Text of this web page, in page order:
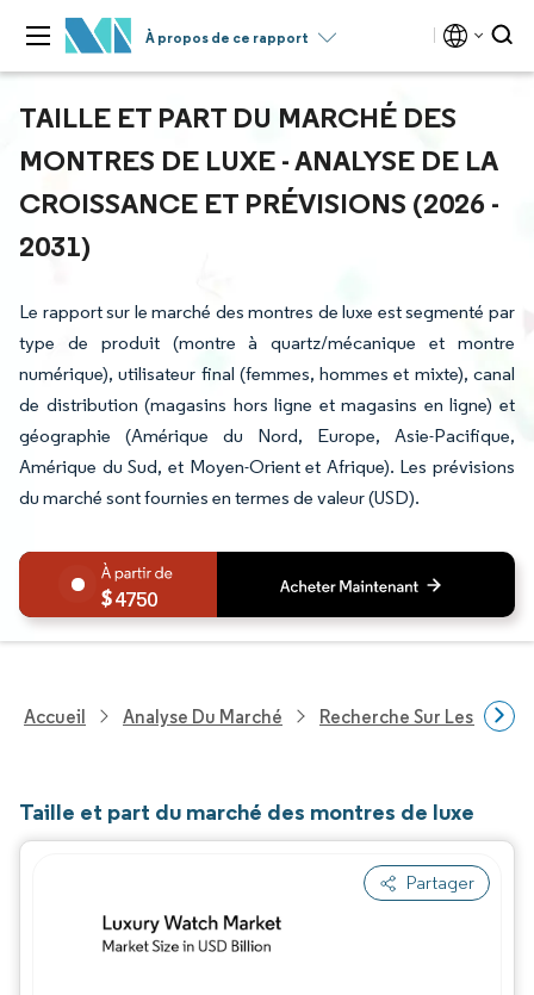
À propos de ce rapport
TAILLE ET PART DU MARCHÉ DES
MONTRES DE LUXE - ANALYSE DE LA
CROISSANCE ET PRÉVISIONS (2026 -
2031)
Le rapport sur le marché des montres de luxe est segmenté par
type de produit (montre à quartz/mécanique et montre
numérique), utilisateur final (femmes, hommes et mixte), canal
de distribution (magasins hors ligne et magasins en ligne) et
géographie (Amérique du Nord, Europe, Asie-Pacifique,
Amérique du Sud, et Moyen-Orient et Afrique). Les prévisions
du marché sont fournies en termes de valeur (USD).
4750
Accueil Analyse Du Marché Recherche Sur Les
Taille et part du marché des montres de luxe
Partager